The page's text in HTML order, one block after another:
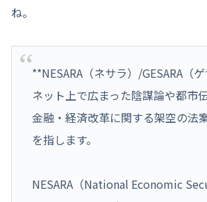
ね。
**NESARA（ネサラ）/GESARA（
ネット上で広まった陰謀論や都市
金融・経済改革に関する架空の法
を指します。
NESARA（National Economic